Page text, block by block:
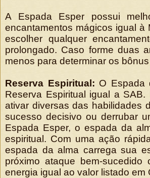
A Espada Esper possui
encantamentos mágicos igual
escolher qualquer
prolongado. Caso forme duas
menos para determinar os
Reserva Espiritual: O Espada
Reserva Espiritual igual a
ativar diversas das habilidades
sucesso decisivo ou derrubar
Espada Esper, o espada da
espiritual. Com uma ação
espada da alma carrega sua
próximo ataque bem-
energia igual ao valor listado em